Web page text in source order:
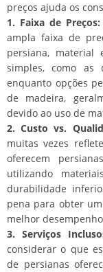
preços ajuda os
1. Faixa de Preços:
ampla faixa de
persiana, material
simples, como as
enquanto opções
de madeira,
devido ao uso de
2. Custo vs.
muitas vezes
oferecem
utilizando
durabilidade
pena para obter
melhor
3. Serviços
considerar o que
de persianas